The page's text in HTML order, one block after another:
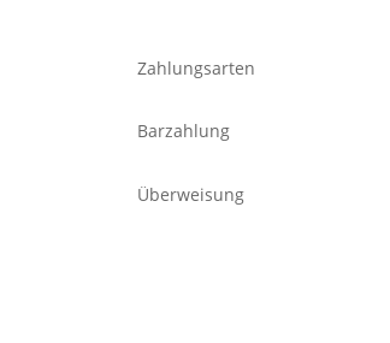
Zahlungsarten
Barzahlung
Überweisung